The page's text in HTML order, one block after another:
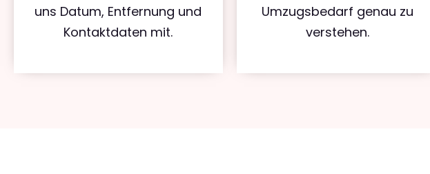
uns Datum, Entfernung und
Kontaktdaten mit.
Umzugsbedarf genau zu
verstehen.